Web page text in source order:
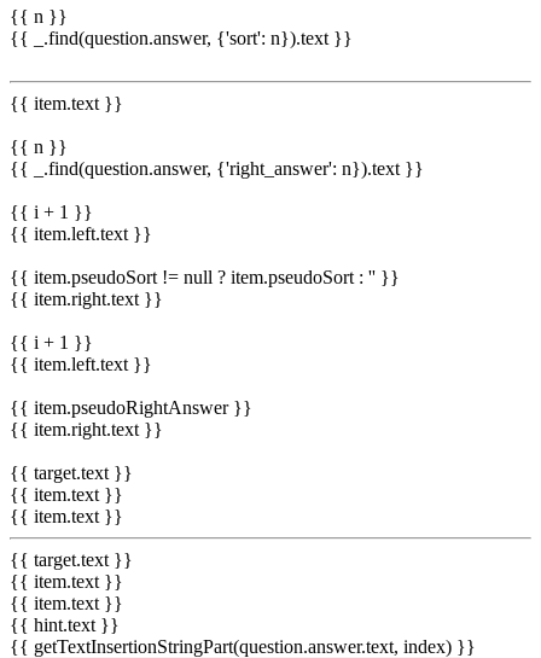
{{ n }}
{{ _.find(question.answer, {'sort': n}).text }}
{{ item.text }}
{{ n }}
{{ _.find(question.answer, {'right_answer': n}).text }}
{{ i + 1 }}
{{ item.left.text }}
{{ item.pseudoSort != null ? item.pseudoSort : '' }}
{{ item.right.text }}
{{ i + 1 }}
{{ item.left.text }}
{{ item.pseudoRightAnswer }}
{{ item.right.text }}
{{ target.text }}
{{ item.text }}
{{ item.text }}
{{ target.text }}
{{ item.text }}
{{ item.text }}
{{ hint.text }}
{{ getTextInsertionStringPart(question.answer.text, index) }}